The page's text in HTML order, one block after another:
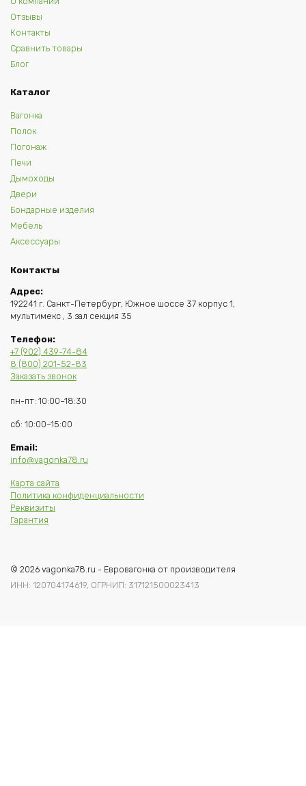
Отзывы
Контакты
Сравнить товары
Блог
Каталог
Вагонка
Полок
Погонаж
Печи
Дымоходы
Двери
Бондарные изделия
Мебель
Аксессуары
Контакты
Адрес:
192241 г. Санкт-Петербург, Южное шоссе 37 корпус 1,
мультимекс , 3 зал секция 35
Телефон:
+7 (902) 439-74-84
8 (800) 201-52-83
Заказать звонок
пн-пт: 10:00–18:30
сб: 10:00–15:00
Email:
info@vagonka78.ru
Карта сайта
Политика конфиденциальности
Реквизиты
Гарантия
© 2026 vagonka78.ru - Евровагонка от производителя
ИНН: 120704174619, ОГРНИП: 317121500023413